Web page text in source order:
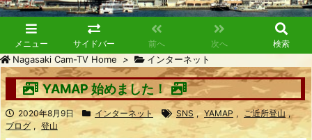
メニュー サイドバー 前へ 次へ 検索
Nagasaki Cam-TV Home > インターネット
YAMAP 始めました！
2020年8月9日 インターネット SNS , YAMAP , ご近所登山 ,
ブログ , 登山